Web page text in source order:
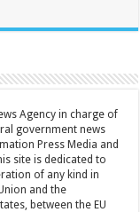
Agency in charge of
government news
Press Media and
site is dedicated to
of any kind in
and the
between the EU